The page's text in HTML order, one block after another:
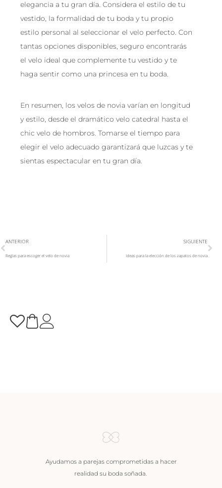
elegancia a tu gran día. Considera el estilo de tu
vestido, la formalidad de tu boda y tu propio
estilo personal al seleccionar el velo perfecto. Con
tantas opciones disponibles, seguro encontrarás
el velo ideal que complemente tu vestido y te
haga sentir como una princesa en tu boda.
En resumen, los velos de novia varían en longitud
y estilo, desde el dramático velo catedral hasta el
chic velo de hombros. Tomarse el tiempo para
elegir el velo adecuado garantizará que luzcas y te
sientas espectacular en tu gran día.
ANTERIOR
Reglas para escoger el velo de novia
SIGUIENTE
Ideas para la elección de los zapatos de novia
Ayudamos a parejas comprometidas a hacer
realidad su boda soñada.